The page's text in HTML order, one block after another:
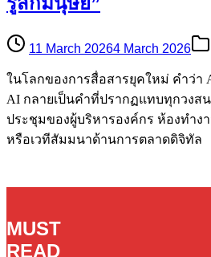
11 March 20264 March 2026
ในโลกของการสื่อสารยุคใหม่ คำว่า
AI กลายเป็นคำที่ปรากฏแทบทุกวงส
ประชุมของผู้บริหารองค์กร ห้องทำ
หรือเวทีสัมมนาด้านการตลาดดิจิทัล
MUST
READ